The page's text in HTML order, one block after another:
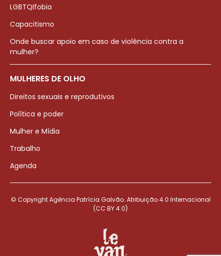
LGBTQIfobia
Capacitismo
Onde buscar apoio em caso de violência contra a
mulher?
MULHERES DE OLHO
Direitos sexuais e reprodutivos
Política e poder
Mulher e Mídia
Trabalho
Agenda
© Copyright Agência Patrícia Galvão. Atribuição 4.0 Internacional
(CC BY 4.0)